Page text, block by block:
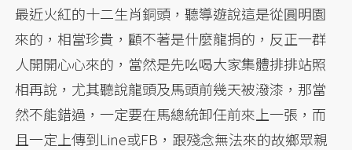
最近火紅的十二生肖銅頭，聽導遊說這是從圓明園
來的，相當珍貴，顧不著是什麼龍捐的，反正一群
人開開心心來的，當然是先吆喝大家集體排排站照
相再說，尤其聽說龍頭及馬頭前幾天被潑漆，那當
然不能錯過，一定要在馬總統卸任前來上一張，而
且一定上傳到Line或FB，跟殘念無法來的故鄉眾親